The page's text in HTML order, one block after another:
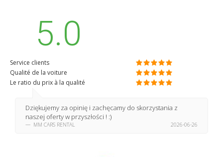
5.0
Service clients
Qualité de la voiture
Le ratio du prix à la qualité
Dziękujemy za opinię i zachęcamy do skorzystania z
naszej oferty w przyszłości ! :)
MM CARS RENTAL 2026-06-26